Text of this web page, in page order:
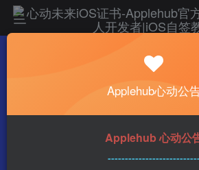
科技资讯
A17仿生 VS 骁龙8 Gen 3芯
一筹
2分钟 2023-08-15
Applehub心动公
Applehub 心动公